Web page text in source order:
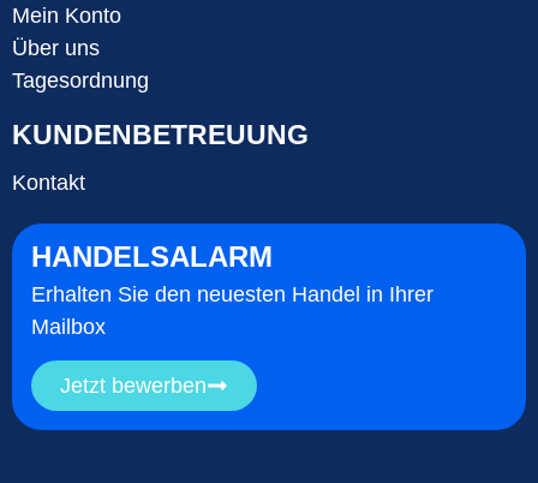
Mein Konto
Über uns
Tagesordnung
KUNDENBETREUUNG
Kontakt
HANDELSALARM
Erhalten Sie den neuesten Handel in Ihrer
Mailbox
Jetzt bewerben